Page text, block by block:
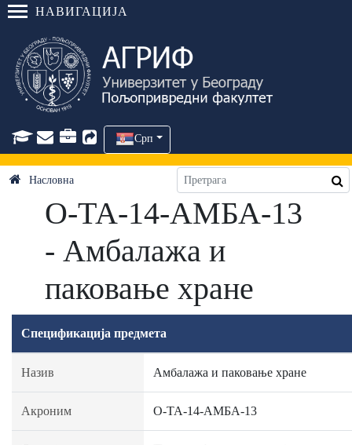
НАВИГАЦИЈА
Срп
Насловна
О-ТА-14-АМБА-13
- Амбалажа и
паковање хране
Спецификација предмета
Назив Амбалажа и паковање хране
Акроним О-ТА-14-АМБА-13